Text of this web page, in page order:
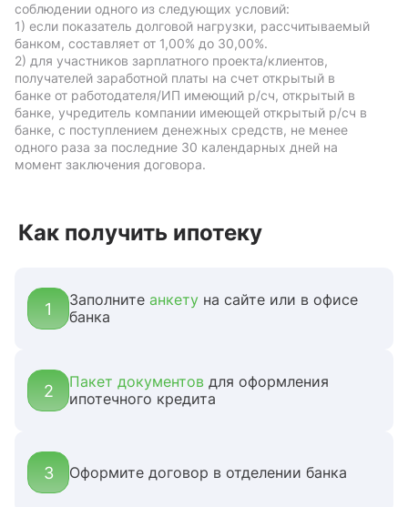
соблюдении одного из следующих условий:
1) если показатель долговой нагрузки, рассчитываемый
банком, составляет от 1,00% до 30,00%.
2) для участников зарплатного проекта/клиентов,
получателей заработной платы на счет открытый в
банке от работодателя/ИП имеющий р/сч, открытый в
банке, учредитель компании имеющей открытый р/сч в
банке, с поступлением денежных средств, не менее
одного раза за последние 30 календарных дней на
момент заключения договора.
Как получить ипотеку
1 Заполните анкету на сайте или в офисе
банка
2 Пакет документов для оформления
ипотечного кредита
3 Оформите договор в отделении банка